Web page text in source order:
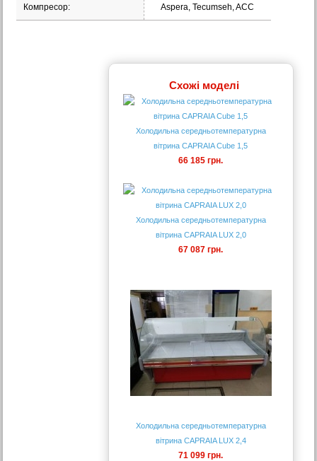
Компресор: Aspera, Tecumseh, ACC
Схожі моделі
Холодильна середньотемпературна
вітрина CAPRAIA Cube 1,5
66 185 грн.
Холодильна середньотемпературна
вітрина CAPRAIA LUX 2,0
67 087 грн.
Холодильна середньотемпературна
вітрина CAPRAIA LUX 2,4
71 099 грн.